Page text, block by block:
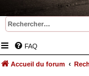
FAQ
Accueil du forum